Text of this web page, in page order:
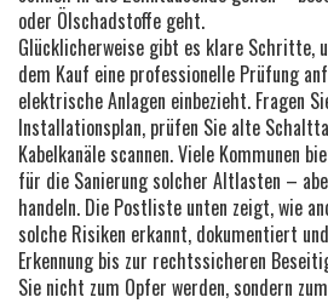
oder Ölschadstoffe geht.
Glücklicherweise gibt es klare Schritte,
dem Kauf eine professionelle Prüfung
elektrische Anlagen einbezieht. Fragen
Installationsplan, prüfen Sie alte
Kabelkanäle scannen. Viele Kommunen
für die Sanierung solcher Altlasten –
handeln. Die Postliste unten zeigt, wie
solche Risiken erkannt, dokumentiert
Erkennung bis zur rechtssicheren
Sie nicht zum Opfer werden, sondern